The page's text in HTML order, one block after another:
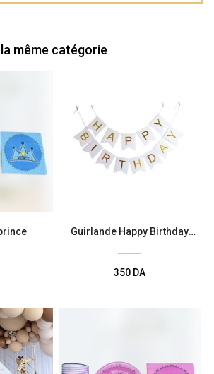
même catégorie
Guirlande Happy Birthday
350 DA